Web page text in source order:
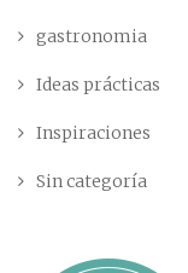
gastronomia
Ideas prácticas
Inspiraciones
Sin categoría